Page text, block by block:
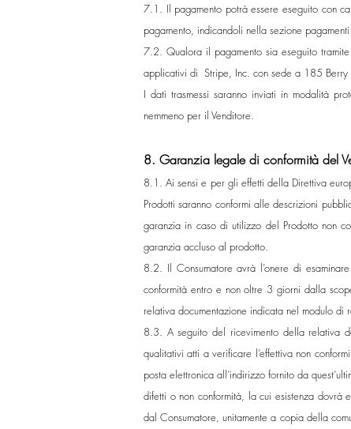
7.1. Il pagamento potrà essere eseguito con
pagamento, indicandoli nella sezione
7.2. Qualora il pagamento sia eseguito
applicativi di Stripe, Inc. con sede a 185
I dati trasmessi saranno inviati in modalità
nemmeno per il Venditore.
8. Garanzia legale di conformità del
8.1. Ai sensi e per gli effetti della Direttiva
Prodotti saranno conformi alle descrizioni
garanzia in caso di utilizzo del Prodotto non
garanzia accluso al prodotto.
8.2. Il Consumatore avrà l’onere di
conformità entro e non oltre 3 giorni dalla
relativa documentazione indicata nel modulo di
8.3. A seguito del ricevimento della relativa
qualitativi atti a verificare l’effettiva non
posta elettronica all’indirizzo fornito da
difetti o non conformità, la cui esistenza dovrà
dal Consumatore, unitamente a copia della